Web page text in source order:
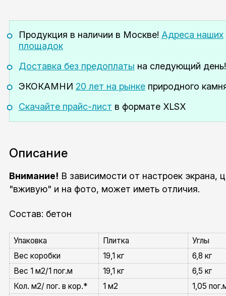
Продукция в наличии в Москве! Адреса наших
площадок
Доставка без предоплаты на следующий день!
ЭКОКАМНИ 20 лет на рынкеприродного
Скачайте прайс-лист в формате XLSX
Описание
Внимание! В зависимости от настроек экрана,
"вживую" и на фото, может иметь отличия.
Состав: бетон
Упаковка Плитка
Углы
Вес коробки
19,1 кг
6,8 кг
Вес 1 м2/1 пог.м
19,1 кг
6,5 кг
Кол. м2/ пог. в кор.*
1 м2
1,05